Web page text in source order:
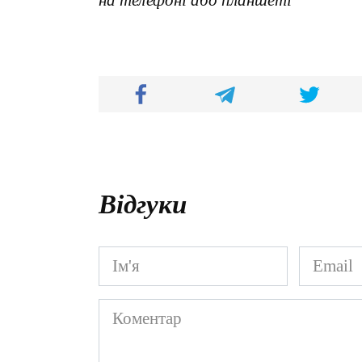
Відгуки
Ім'я
*
Email
*
Коментар